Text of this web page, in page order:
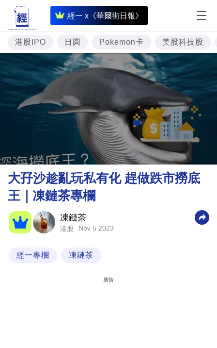
經一 x《華爾街日報》
即
時
財
經
專
投
資
理
財
商
業
科
港股IPO 日圓 Pokemon卡 美股科技股
大孖沙趁亂玩私有化 趕做跌市撈底
王｜凍鏈茶專欄
凍鏈茶
港股 Nov 5 2023
經一專欄 凍鏈茶
廣告